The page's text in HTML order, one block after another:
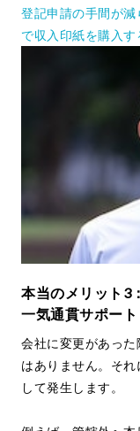
登記申請の手間が
で収入印紙を購入
本当のメリット3
一気通貫サポート
会社に変更があっ
はありません。そ
して発生します。